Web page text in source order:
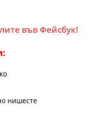
във Фейсбук!
нишесте